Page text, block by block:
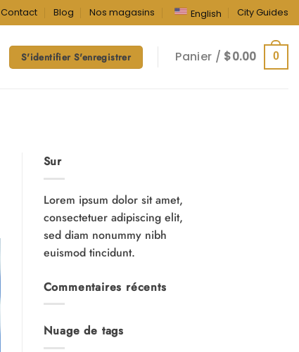
Contact Blog Nos magasins English City Guides
S'identifier S'enregistrer Panier / $0.00 0
Sur
Lorem ipsum dolor sit amet,
consectetuer adipiscing elit,
sed diam nonummy nibh
euismod tincidunt.
Commentaires récents
Nuage de tags